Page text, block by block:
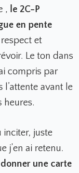
, le 2C-P
en pente
et
Le ton dans
compris par
l’attente avant le
heures.
inciter, juste
j’en ai retenu.
donner une carte